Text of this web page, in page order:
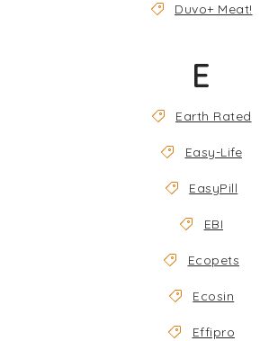
Duvo+ Meat!
E
Earth Rated
Easy-Life
EasyPill
EBI
Ecopets
Ecosin
Effipro